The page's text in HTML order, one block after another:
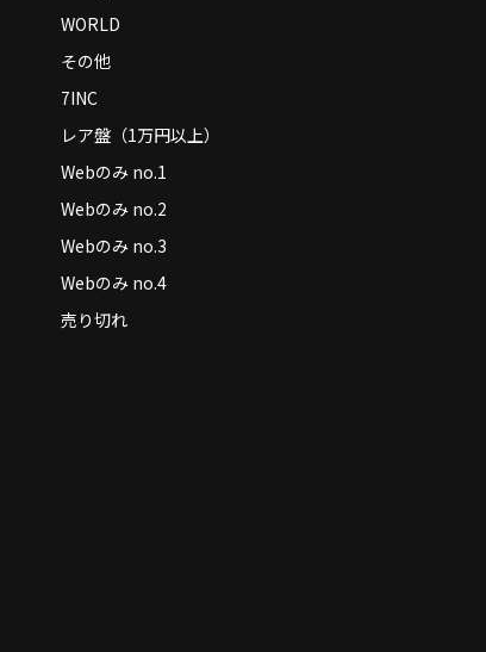
WORLD
その他
7INC
レア盤（1万円以上）
Webのみ no.1
Webのみ no.2
Webのみ no.3
Webのみ no.4
売り切れ